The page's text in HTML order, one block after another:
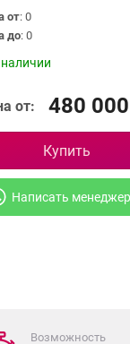
от: 0
до: 0
от: 480 000
Купить
Написать
Возможность